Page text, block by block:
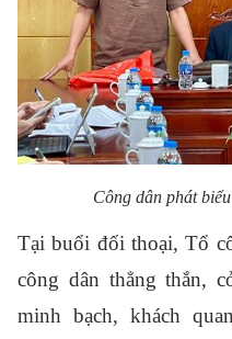
Công dân phát
Tại buổi đối thoại, Tổ
công dân thẳng thắn,
minh bạch, khách